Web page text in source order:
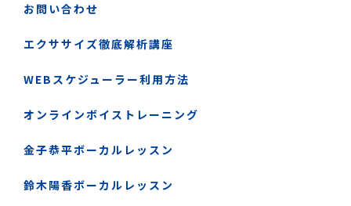
お問い合わせ
エクササイズ徹底解析講座
WEBスケジューラー利用方法
オンラインボイストレーニング
金子恭平ボーカルレッスン
鈴木陽香ボーカルレッスン